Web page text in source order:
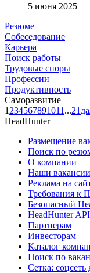
5 июня 2025
Резюме
Собеседование
Карьера
Поиск работы
Трудовые споры
Профессии
Продуктивность
Саморазвитие
1 234567891011 ...21
HeadHunter
Размещение
Поиск по
О компании
Наши вакансии
Реклама на
Требования к
Безопасный
HeadHunter API
Партнерам
Инвесторам
Каталог
Поиск по
Сетка: соцсеть